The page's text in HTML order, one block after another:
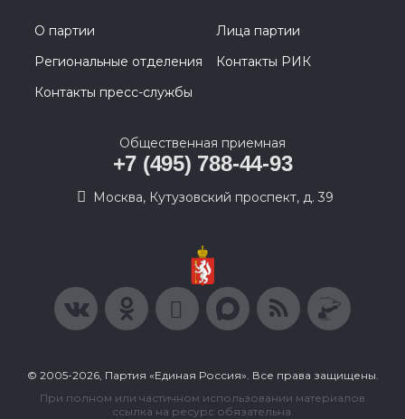
О партии
Лица партии
Региональные отделения
Контакты РИК
Контакты пресс-службы
Общественная приемная
+7 (495) 788-44-93
Москва, Кутузовский проспект, д. 39
© 2005-2026, Партия «Единая Россия». Все права защищены.
При полном или частичном использовании материалов
ссылка на ресурс обязательна.